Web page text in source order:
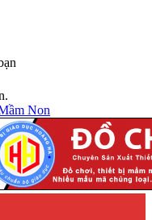
Non